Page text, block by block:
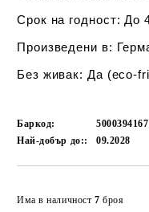
Срок на годност: До
Произведени в:
Без живак: Да (eco-
Баркод:
Най-добър до::
09.2028
Има в наличност 7 броя